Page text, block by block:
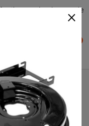
le plateau de
coupe
pour GL 13,5-92 T
×